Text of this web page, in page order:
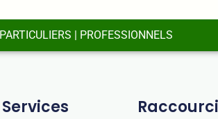
PARTICULIERS | PROFESSIONNELS
Services